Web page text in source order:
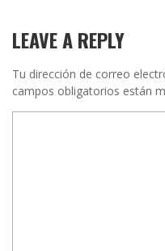
LEAVE A REPLY
Tu dirección de correo
campos obligatorios están